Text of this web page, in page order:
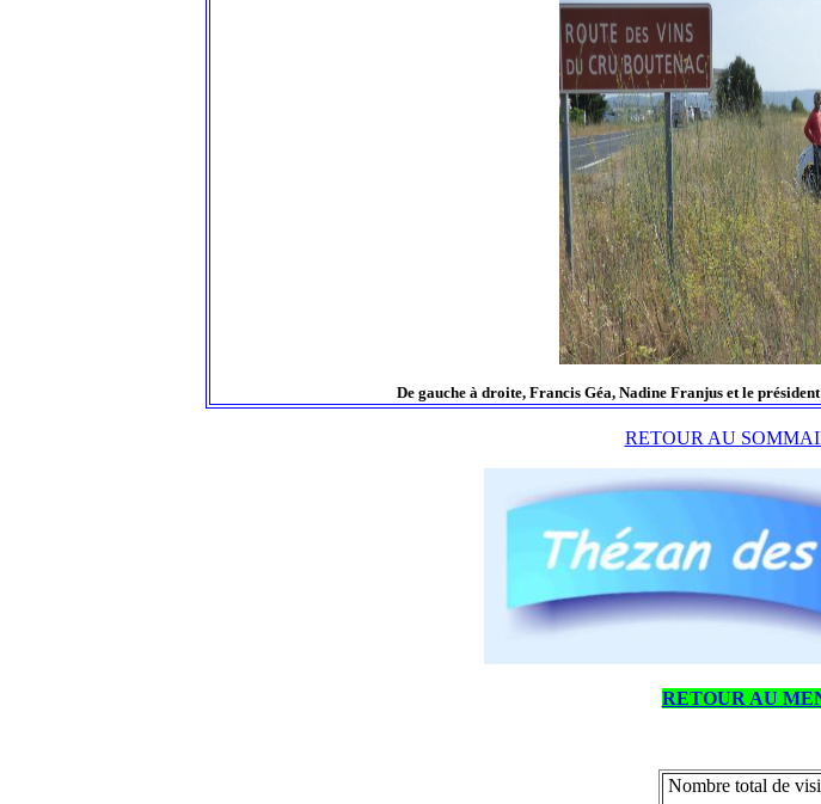
De gauche à droite, Francis Géa, Nadine Franjus et le
RETOUR AU
RETOUR AU
Nombre total de